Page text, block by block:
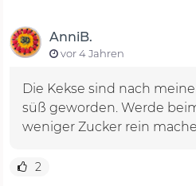
AnniB.
vor 4 Jahren
Die Kekse sind nach
süß geworden. Werde
weniger Zucker rein
2